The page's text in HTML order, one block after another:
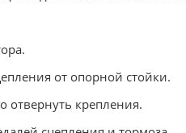
от опорной стойки.
отвернуть крепления.